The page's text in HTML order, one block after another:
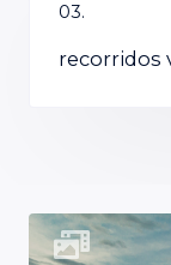
03.
recorridos